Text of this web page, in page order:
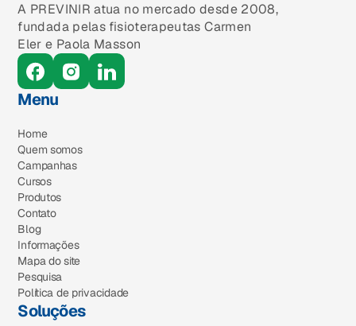
A PREVINIR atua no mercado desde 2008,
fundada pelas fisioterapeutas Carmen
Eler e Paola Masson
Menu
Home
Quem somos
Campanhas
Cursos
Produtos
Contato
Blog
Informações
Mapa do site
Pesquisa
Política de privacidade
Soluções